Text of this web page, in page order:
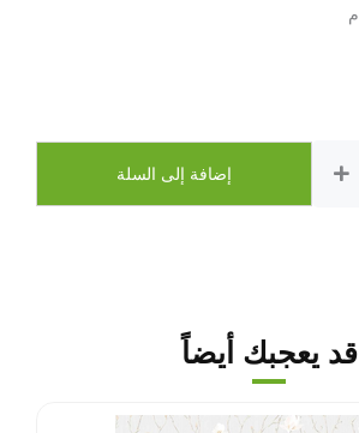
إضافة إلى السلة
قد يعجبك أيضاً